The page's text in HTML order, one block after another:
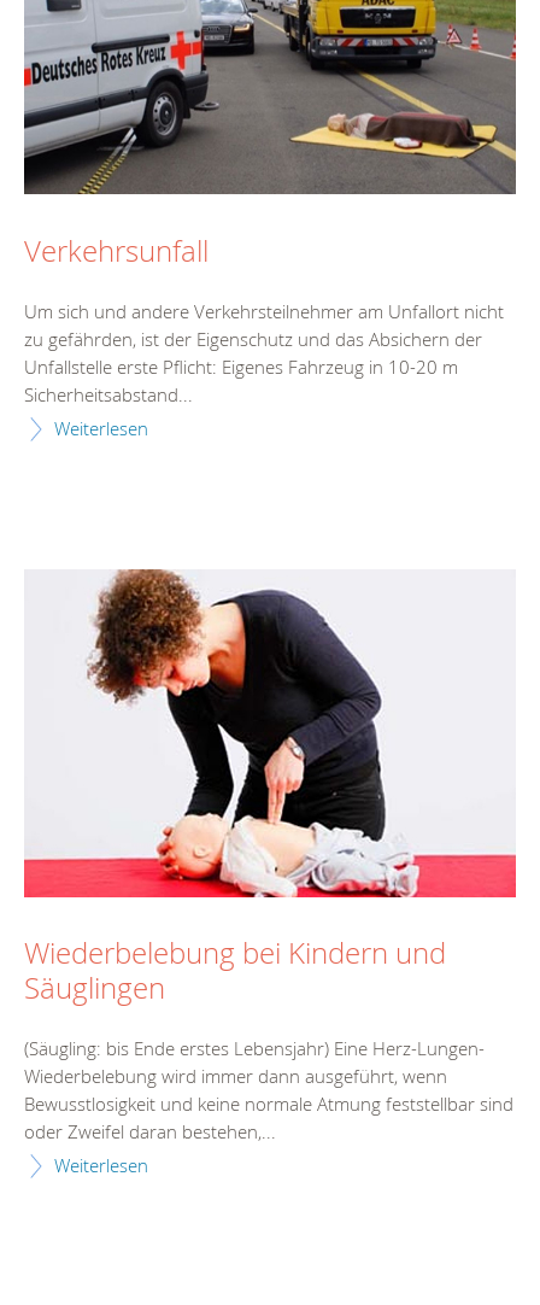
Verkehrsunfall
Um sich und andere Verkehrsteilnehmer am Unfallort nicht
zu gefährden, ist der Eigenschutz und das Absichern der
Unfallstelle erste Pflicht: Eigenes Fahrzeug in 10-20 m
Sicherheitsabstand...
Weiterlesen
Wiederbelebung bei Kindern und
Säuglingen
(Säugling: bis Ende erstes Lebensjahr) Eine Herz-Lungen-
Wiederbelebung wird immer dann ausgeführt, wenn
Bewusstlosigkeit und keine normale Atmung feststellbar sind
oder Zweifel daran bestehen,...
Weiterlesen